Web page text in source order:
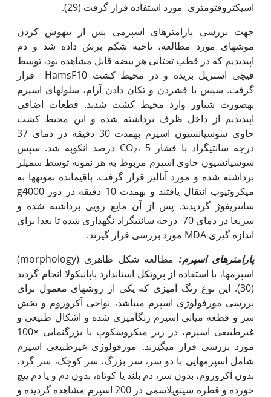
اسپکتروفتومتری مورد استفاده قرار گرفت (29).
جهت بررسی پارامترهای اسپرمی پس از بی‏هوش کردن
موش‏های مورد مطالعه، ناحیه شکم برش داده شد و دم
اپی‏دیدیم که در قطب تحتانی هر بیضه قابل مشاهده بود، توسط
قیچی استریل بریده و در محیط کشت HamsF10 قرار
گرفت. سپس با فشردن و تکان دادن آرام، سلول‏های اسپرم
به‏صورت شناور وارد محیط کشت شدند. قطعات اضافی
اپی‏دیدیم از داخل ظرف برداشته شده و این محیط کشت
حاوی سوسپانسیون اسپرم به‏مدت 30 دقیقه در دمای 37
درجه سانتی‏گراد با فشار CO
2
، 5 درصد انکوبه شد. سپس
سوسپانسیون حاوی اسپرم مربوط به هر نمونه توسط سمپلر
برداشته شده و مورد آنالیز قرار گرفت. باقیمانده نمونه‏ها به
میکروتیوپ انتقال یافتند و به‏مدت 10 دقیقه در دور g4000
سانتریفوژ گردیدند. پس از آن مایع رویی برداشته شده و
سریعا در دمای 70- درجه سانتی‏گراد نگه‏داری شده تا بعدا برای
اندازه گیری MDA مورد بررسی قرار گیرند.
پارامتر‏های اسپرم:
مطالعه شکل ظاهری (morphology)
اسپرم‏ها، با استفاده از پروتکل استاندارد پاپانیکولا انجام گردید
(30). این نوع رنگ آمیزی که یکی از روش‏های معمول برای
بررسی مورفولوژی اسپرم می‏باشد، نواحی آکروزوم و بخش
سر و قطعه میانی اسپرم رنگ‏آمیزی شده و اشکال طبیعی و
غیرطبیعی اسپرم، در زیر میکروسکوپ با بزرگنمایی ×100
مورد بررسی قرار می‏گیرند. مورفولوژی غیرطبیعی اسپرم
شامل اسپرم‏هایی با دو سر، سر بزرگ، سر کوچک، سر گرد،
بدون آکروزوم، بدون سر، دم بلند یا کوتاه، بدون دم و یا دم پیچ
خورده و قطره سیتوپلاسمی در 200 اسپرم مشاهده گردیده و